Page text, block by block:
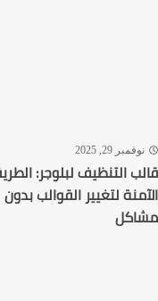
29, 2025
التنظيف لبلوجر: الطريقة
لتغيير القوالب بدون